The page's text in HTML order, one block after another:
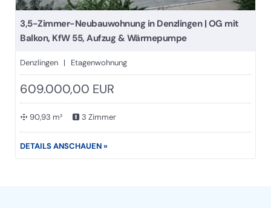
3,5-Zimmer-Neubauwohnung in Denzlingen | OG mit
Balkon, KfW 55, Aufzug & Wärmepumpe
Denzlingen | Etagenwohnung
609.000,00 EUR
90,93 m² 3 Zimmer
DETAILS ANSCHAUEN »